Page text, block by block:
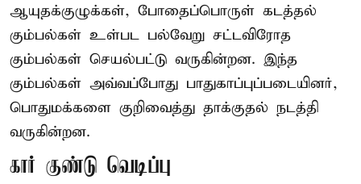
ஆயுதக்குழுக்கள், போதைப்பொருள் கடத்தல்
கும்பல்கள் உள்பட பல்வேறு சட்டவிரோத
கும்பல்கள் செயல்பட்டு வருகின்றன. இந்த
கும்பல்கள் அவ்வப்போது பாதுகாப்புப்படையினர்,
பொதுமக்களை குறிவைத்து தாக்குதல் நடத்தி
வருகின்றன.
கார் குண்டு வெடிப்பு